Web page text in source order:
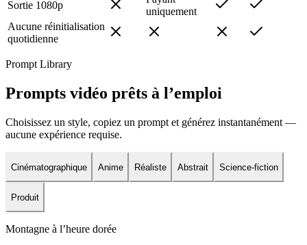
Sortie 1080p
uniquement
Aucune réinitialisation
quotidienne
Prompt Library
Prompts vidéo prêts à l’emploi
Choisissez un style, copiez un prompt et générez instantanément —
aucune expérience requise.
Cinématographique Anime Réaliste Abstrait Science-fiction
Produit
Montagne à l’heure dorée